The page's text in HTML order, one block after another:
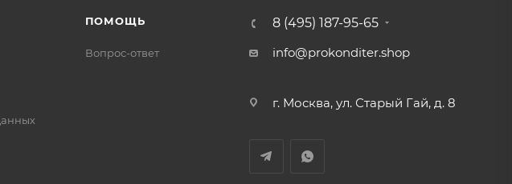
ПОМОЩЬ
Вопрос-ответ
8 (495) 187-95-65
info@prokonditer.shop
г. Москва, ул. Старый Гай, д. 8